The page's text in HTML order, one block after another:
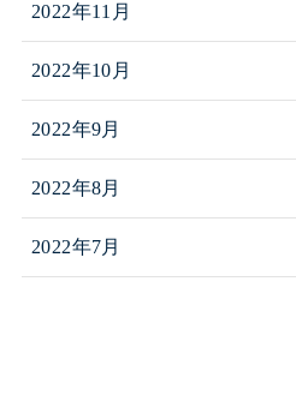
2022年11月
2022年10月
2022年9月
2022年8月
2022年7月